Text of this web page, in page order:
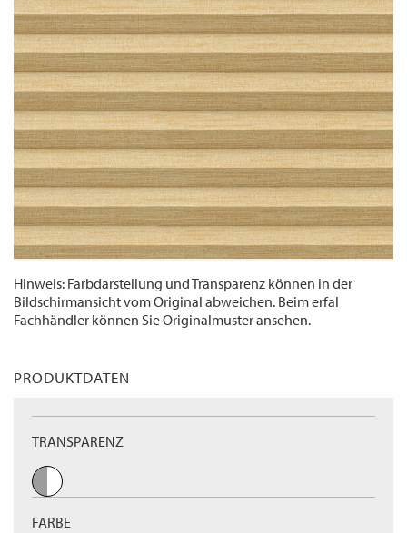
WECHSELN
DE
Hinweis: Farbdarstellung und Transparenz können in der
Bildschirmansicht vom Original abweichen. Beim erfal
Fachhändler können Sie Originalmuster ansehen.
PRODUKTDATEN
TRANSPARENZ
FARBE